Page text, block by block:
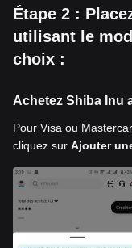
Étape 2 :
utilisant le
choix :
Achetez Shiba Inu
Pour Visa ou
cliquez sur Ajouter